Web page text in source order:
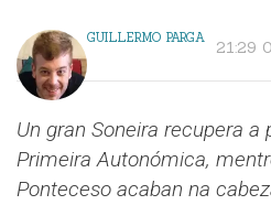
GUILLERMO PARGA 21:29
Un gran Soneira recupera a
Primeira Autonómica,
Ponteceso acaban na